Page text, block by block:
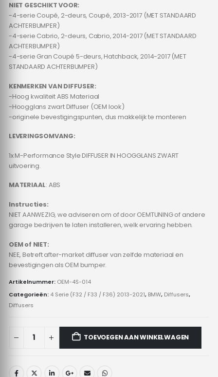
NIET GESCHIKT VOOR:
-4-serie Coupé, 2-deurs, Coupé, 2013-2017 (MET STANDAARD
ACHTERBUMPER)
-4-serie Cabrio, 2-deurs, Cabrio, 2014-2017 (MET STANDAARD
ACHTERBUMPER)
-4-serie Gran Coupé 5-deurs, Hatchback, 2014-2017 (MET
STANDAARD ACHTERBUMPER)
KENMERKEN VAN DIFFUSER:
-Hoog kwaliteit ABS Materiaal
-Hoogglans zwart Diffuser (OEM look)
-originele bevestigingspunten, dus makkelijk te monteren
LEVERINGSOMVANG:
1x M-Performance Style DIFFUSER IN HOOGGLANS ZWART
uitvoering.
MATERIAAL: ABS
Instructies:
NIET AANWEZIG, we adviseren om of door OEMTUNING of andere
garage bedrijven te laten installeren, welk ervaring hebben.
OEM of NIET:
NEE, Betreft after-market diffuser van zelfde materiaal en
bevestigingen als OEM bumper.
Artikelnummer: OEM-4S-014
Categorieën: 4 Serie (F32 / F33 / F36) 2013-2021, BMW, Diffusers,
Diffusers
TOEVOEGEN AAN WINKELWAGEN